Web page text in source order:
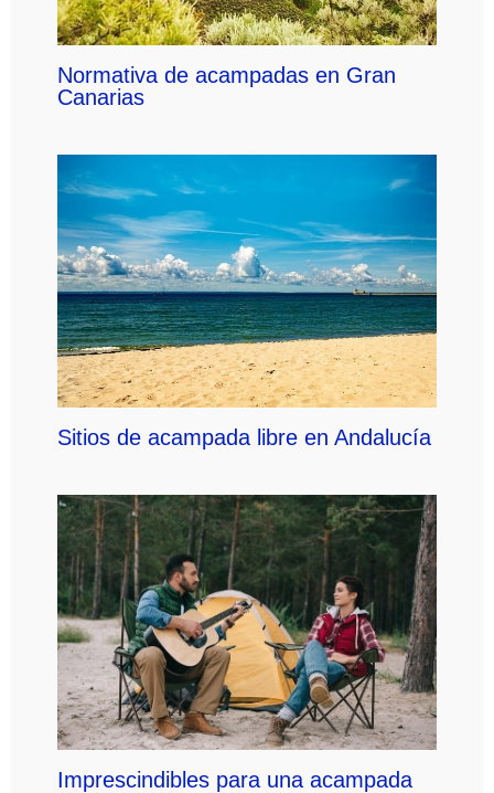
Normativa de acampadas en Gran
Canarias
Sitios de acampada libre en Andalucía
Imprescindibles para una acampada